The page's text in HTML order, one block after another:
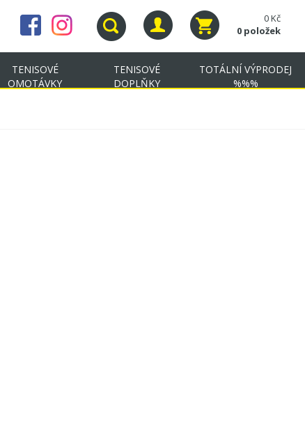
0 Kč
0 položek
TENISOVÉ
OMOTÁVKY
TENISOVÉ
DOPLŇKY
TOTÁLNÍ VÝPRODEJ
%%%